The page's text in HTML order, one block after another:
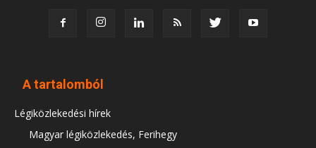
A tartalomból
Légiközlekedési hírek
Magyar légiközlekedés, Ferihegy